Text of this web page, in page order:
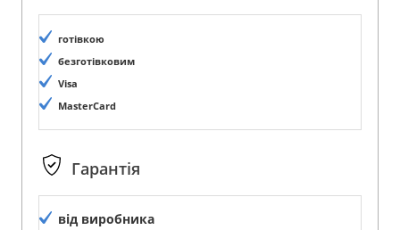
готівкою
безготівковим
Visa
MasterCard
Гарантія
від виробника